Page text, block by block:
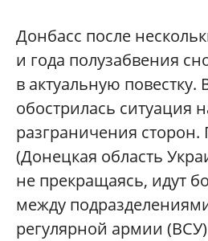
Донбасс после
и года полузабвения
в актуальную повестку.
обострилась ситуация
разграничения сторон.
(Донецкая область
не прекращаясь, идут
между
регулярной армии